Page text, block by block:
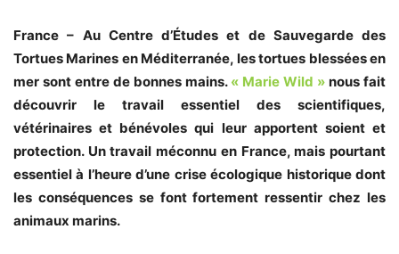
France – Au Centre d’Études et de Sauvegarde des
Tortues Marines en Méditerranée, les tortues blessées en
mer sont entre de bonnes mains. « Marie Wild » nous fait
découvrir le travail essentiel des scientifiques,
vétérinaires et bénévoles qui leur apportent soient et
protection. Un travail méconnu en France, mais pourtant
essentiel à l’heure d’une crise écologique historique dont
les conséquences se font fortement ressentir chez les
animaux marins.